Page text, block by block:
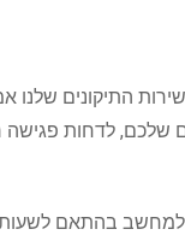
התיקונים
שלכם, לדחות
בהתאם לשעות